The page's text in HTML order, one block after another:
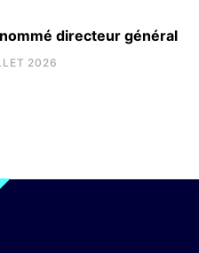
directeur général
2026